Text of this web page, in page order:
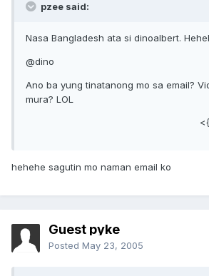
pzee said:
Nasa Bangladesh ata si dinoalbert.
@dino
Ano ba yung tinatanong mo sa email?
mura? LOL
hehehe sagutin mo naman email ko
Guest pyke
Posted May 23, 2005